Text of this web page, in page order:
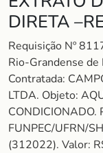
DIRETA
Requisição Nº
Rio-Grandense de
Contratada:
LTDA. Objeto:
CONDICIONADO.
FUNPEC/UFRN/
(312022). Valor: